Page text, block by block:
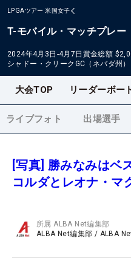
LPGAツアー 米国女子
T-モバイル・マッチプレー
2024年4月3日-4月7日 賞金総額
シャドー・クリークGC（ネバダ州）
大会TOP リーダーボー
ライブフォト 出場選手
[写真] 勝みなみはベ
コルダとレオナ・マ
所属ALBA Net編集部
ALBA Net編集部 / ALBA